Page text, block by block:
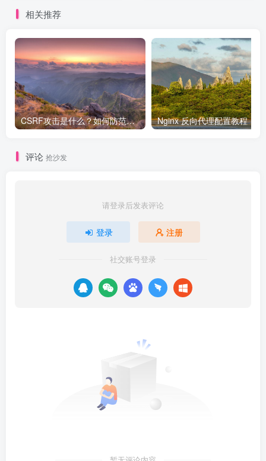
相关推荐
CSRF攻击是什么？如何防范呢？ Nginx 反向代理配置教程
评论 抢沙发
请登录后发表评论
登录 注册
社交账号登录